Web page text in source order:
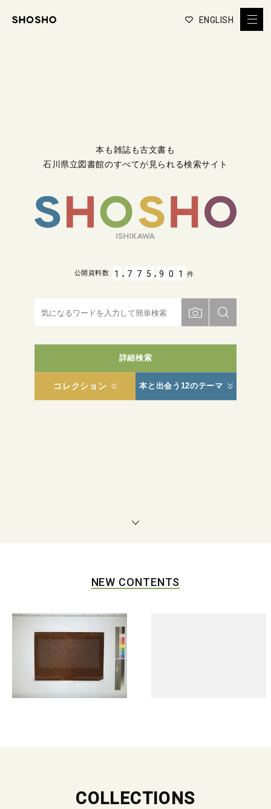
ENGLISH
本も雑誌も古文書も
石川県立図書館のすべてが見られる検索サイト
詳細検索
コレクション 本と出会う12のテーマ
公開資料数 1 , 7 7 5 , 9 0 1 件
NEW CONTENTS
COLLECTIONS